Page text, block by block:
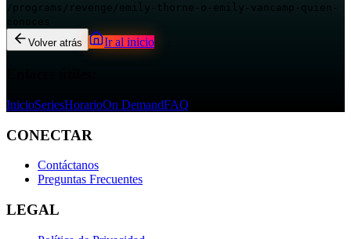
/programs/revenge/emily-thorne-o-emily-vancamp-quien-
Volver atrás
Ir al inicio
InicioSeriesHorarioOn DemandFAQ
CONECTAR
Contáctanos
Preguntas Frecuentes
LEGAL